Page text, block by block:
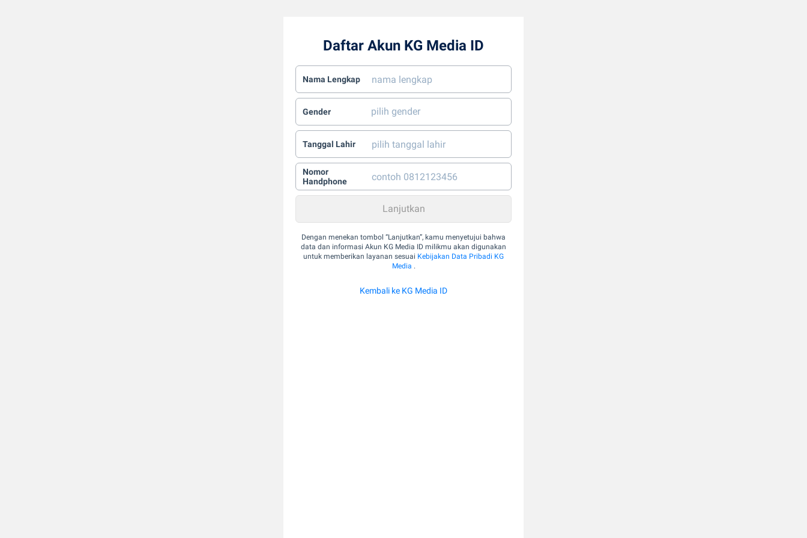
Daftar Akun KG Media ID
Nama Lengkap
Gender
Tanggal Lahir
Nomor
Handphone
Dengan menekan tombol “Lanjutkan”, kamu menyetujui bahwa
data dan informasi Akun KG Media ID milikmu akan digunakan
untuk memberikan layanan sesuai Kebijakan Data Pribadi KG
Media .
Kembali ke KG Media ID